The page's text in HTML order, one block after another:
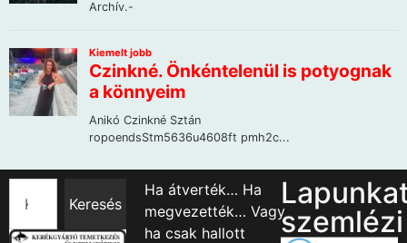
Keresés
Ha átverték… Ha
megvezették… Vagy
ha csak hallott
szemlézi